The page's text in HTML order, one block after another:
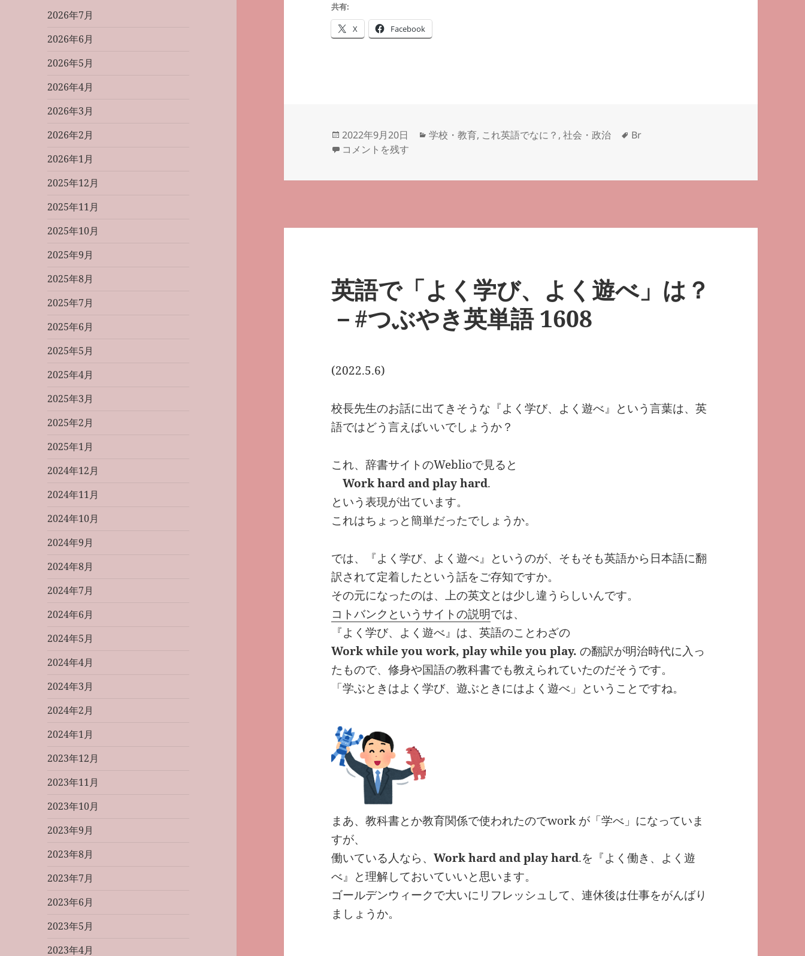
2026年7月
2026年6月
2026年5月
2026年4月
2026年3月
2026年2月
2026年1月
2025年12月
2025年11月
2025年10月
2025年9月
2025年8月
2025年7月
2025年6月
2025年5月
2025年4月
2025年3月
2025年2月
2025年1月
2024年12月
2024年11月
2024年10月
2024年9月
2024年8月
2024年7月
2024年6月
2024年5月
2024年4月
2024年3月
2024年2月
2024年1月
2023年12月
2023年11月
2023年10月
2023年9月
2023年8月
2023年7月
2023年6月
2023年5月
2023年4月
共有:
X Facebook
投
稿
2022年9月20日
カ
リ
学校・教育, これ英語でなに？ ,社会・政治
タ
Br
英語で「頭脳流出」は？－
コメントを残す
英語で「よく学び、よく遊べ」は？
－#つぶやき英単語 1608
(2022.5.6)
校長先生のお話に出てきそうな『よく学び、よく遊べ』という言葉は、英
語ではどう言えばいいでしょうか？
これ、辞書サイトのWeblioで見ると
Work hard and play hard.
という表現が出ています。
これはちょっと簡単だったでしょうか。
では、『よく学び、よく遊べ』というのが、そもそも英語から日本語に翻
訳されて定着したという話をご存知ですか。
その元になったのは、上の英文とは少し違うらしいんです。
コトバンクというサイトの説明では、
『よく学び、よく遊べ』は、英語のことわざの
Work while you work, play while you play. の翻訳が明治時代に入っ
たもので、修身や国語の教科書でも教えられていたのだそうです。
「学ぶときはよく学び、遊ぶときにはよく遊べ」ということですね。
まあ、教科書とか教育関係で使われたのでwork が「学べ」になっていま
すが、
働いている人なら、Work hard and play hard.を『よく働き、よく遊
べ』と理解しておいていいと思います。
ゴールデンウィークで大いにリフレッシュして、連休後は仕事をがんばり
ましょうか。